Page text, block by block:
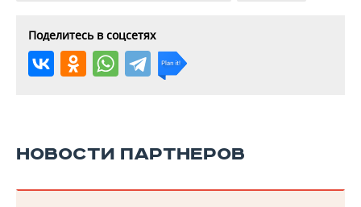
Поделитесь в соцсетях
НОВОСТИ ПАРТНЕРОВ